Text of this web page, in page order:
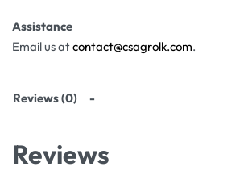
Assistance
Email us atcontact@csagrolk.com.
Reviews (0)
Reviews